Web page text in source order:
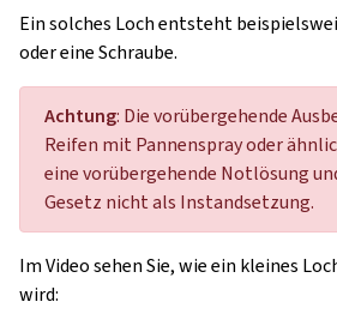
Ein solches Loch entsteht
oder eine Schraube.
Achtung: Die vorübergehende
Reifen mit Pannenspray oder
eine vorübergehende Notlösung
Gesetz nicht als Instandsetzung.
Im Video sehen Sie, wie ein kleines
wird: